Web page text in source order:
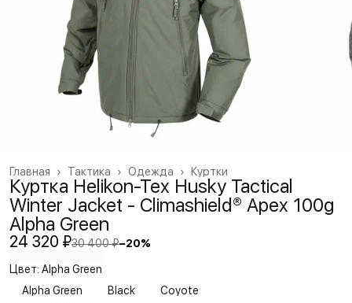
Куртки
Одежда ›
Тактика ›
Главная ›
Куртка Helikon-Tex Husky Tactical
Winter Jacket - Climashield® Apex 100g
Alpha Green
24 320 ₽30 400 ₽−20%
Цвет: Alpha Green
Alpha Green
Black
Coyote